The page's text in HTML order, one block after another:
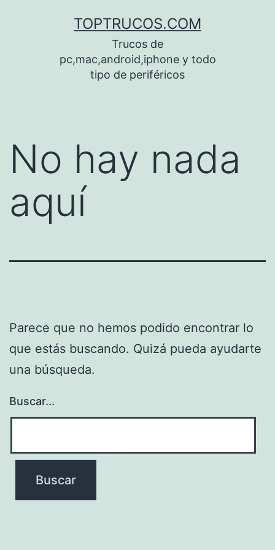
TOPTRUCOS.COM
Trucos de
pc,mac,android,iphone y todo
tipo de periféricos
No hay nada
aquí
Parece que no hemos podido encontrar lo
que estás buscando. Quizá pueda ayudarte
una búsqueda.
Buscar...